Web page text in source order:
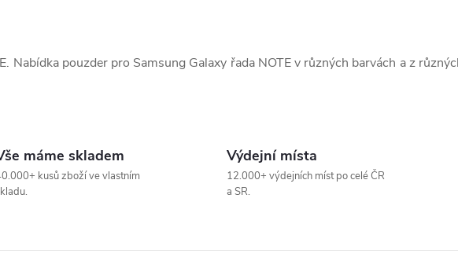
Nabídka pouzder pro Samsung Galaxy řada NOTE v různých barvách a z
máme skladem
kusů zboží ve vlastním
Výdejní místa
12.000+ výdejních míst po celé ČR
a SR.